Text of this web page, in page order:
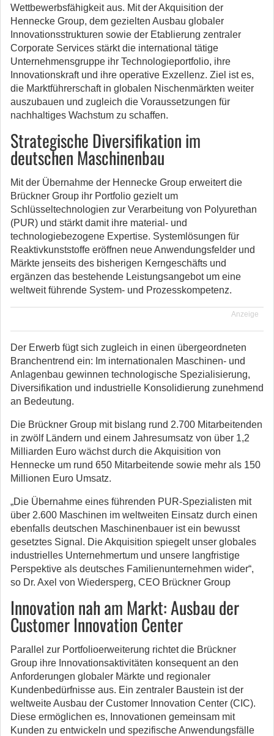
Wettbewerbsfähigkeit aus. Mit der Akquisition der
Hennecke Group, dem gezielten Ausbau globaler
Innovationsstrukturen sowie der Etablierung zentraler
Corporate Services stärkt die international tätige
Unternehmensgruppe ihr Technologieportfolio, ihre
Innovationskraft und ihre operative Exzellenz. Ziel ist es,
die Marktführerschaft in globalen Nischenmärkten weiter
auszubauen und zugleich die Voraussetzungen für
nachhaltiges Wachstum zu schaffen.
Strategische Diversifikation im
deutschen Maschinenbau
Mit der Übernahme der Hennecke Group erweitert die
Brückner Group ihr Portfolio gezielt um
Schlüsseltechnologien zur Verarbeitung von Polyurethan
(PUR) und stärkt damit ihre material- und
technologiebezogene Expertise. Systemlösungen für
Reaktivkunststoffe eröffnen neue Anwendungsfelder und
Märkte jenseits des bisherigen Kerngeschäfts und
ergänzen das bestehende Leistungsangebot um eine
weltweit führende System- und Prozesskompetenz.
Anzeige
Der Erwerb fügt sich zugleich in einen übergeordneten
Branchentrend ein: Im internationalen Maschinen- und
Anlagenbau gewinnen technologische Spezialisierung,
Diversifikation und industrielle Konsolidierung zunehmend
an Bedeutung.
Die Brückner Group mit bislang rund 2.700 Mitarbeitenden
in zwölf Ländern und einem Jahresumsatz von über 1,2
Milliarden Euro wächst durch die Akquisition von
Hennecke um rund 650 Mitarbeitende sowie mehr als 150
Millionen Euro Umsatz.
„Die Übernahme eines führenden PUR-Spezialisten mit
über 2.600 Maschinen im weltweiten Einsatz durch einen
ebenfalls deutschen Maschinenbauer ist ein bewusst
gesetztes Signal. Die Akquisition spiegelt unser globales
industrielles Unternehmertum und unsere langfristige
Perspektive als deutsches Familienunternehmen wider“,
so Dr. Axel von Wiedersperg, CEO Brückner Group
Innovation nah am Markt: Ausbau der
Customer Innovation Center
Parallel zur Portfolioerweiterung richtet die Brückner
Group ihre Innovationsaktivitäten konsequent an den
Anforderungen globaler Märkte und regionaler
Kundenbedürfnisse aus. Ein zentraler Baustein ist der
weltweite Ausbau der Customer Innovation Center (CIC).
Diese ermöglichen es, Innovationen gemeinsam mit
Kunden zu entwickeln und spezifische Anwendungsfälle